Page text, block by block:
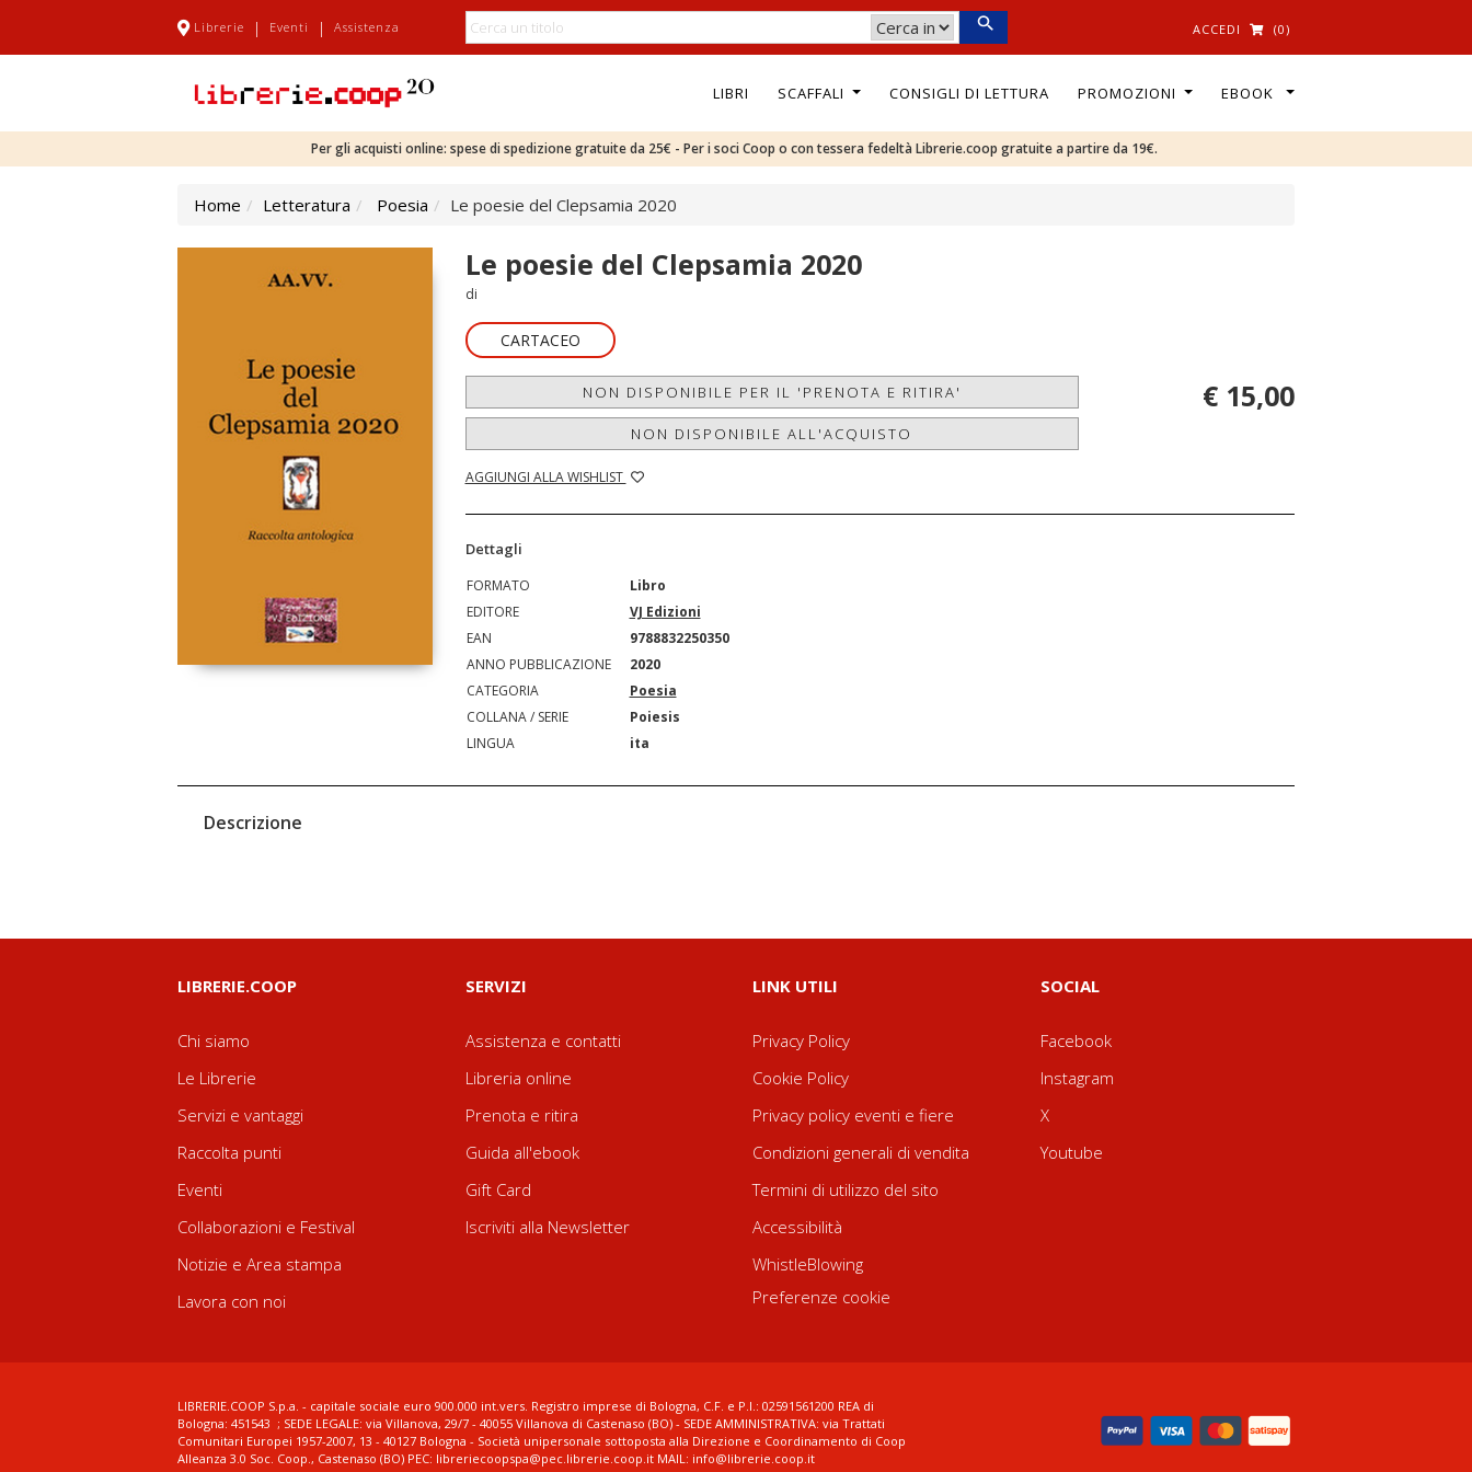
Librerie | Eventi | Assistenza ACCEDI (0)
LIBRI SCAFFALI CONSIGLI DI LETTURA PROMOZIONI EBOOK
Per gli acquisti online: spese di spedizione gratuite da 25€ - Per i soci Coop o con tessera fedeltà Librerie.coop gratuite a partire da 19€.
Home Letteratura Poesia Le poesie del Clepsamia 2020
Le poesie del Clepsamia 2020
di
CARTACEO
NON DISPONIBILE PER IL 'PRENOTA E RITIRA'
NON DISPONIBILE ALL'ACQUISTO
AGGIUNGI ALLA WISHLIST
€ 15,00
Dettagli
FORMATO
Libro
EDITORE
VJ Edizioni
EAN
9788832250350
ANNO PUBBLICAZIONE
2020
CATEGORIA
Poesia
COLLANA / SERIE
Poiesis
LINGUA
ita
Descrizione
LIBRERIE.COOP
Chi siamo
Le Librerie
Servizi e vantaggi
Raccolta punti
Eventi
Collaborazioni e Festival
Notizie e Area stampa
Lavora con noi
SERVIZI
Assistenza e contatti
Libreria online
Prenota e ritira
Guida all'ebook
Gift Card
Iscriviti alla Newsletter
LINK UTILI
Privacy Policy
Cookie Policy
Privacy policy eventi e fiere
Condizioni generali di vendita
Termini di utilizzo del sito
Accessibilità
WhistleBlowing
Preferenze cookie
SOCIAL
Facebook
Instagram
X
Youtube
LIBRERIE.COOP S.p.a. - capitale sociale euro 900.000 int.vers. Registro imprese di Bologna, C.F. e P.I.: 02591561200 REA di
Bologna: 451543 ; SEDE LEGALE: via Villanova, 29/7 - 40055 Villanova di Castenaso (BO) - SEDE AMMINISTRATIVA: via Trattati
Comunitari Europei 1957-2007, 13 - 40127 Bologna - Società unipersonale sottoposta alla Direzione e Coordinamento di Coop
Alleanza 3.0 Soc. Coop., Castenaso (BO) PEC: libreriecoopspa@pec.librerie.coop.it MAIL: info@librerie.coop.it